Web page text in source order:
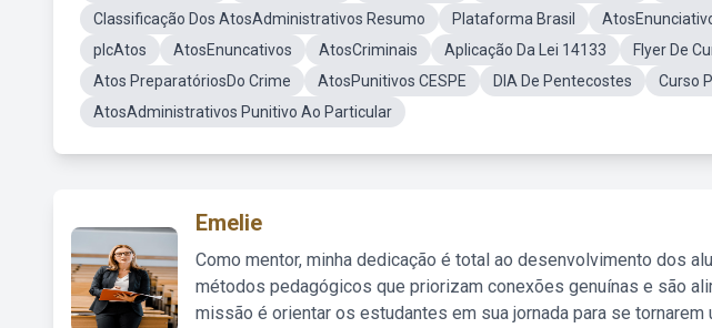
Classificação Dos AtosAdministrativos Resumo
Plataforma Brasil
plcAtos
AtosEnuncativos AtosCriminais Aplicação Da Lei 14133 Flyer De
Atos PreparatóriosDo Crime
AtosPunitivos CESPE DIA De Pentecostes
Curso
AtosAdministrativos Punitivo Ao Particular
Emelie
Como mentor, minha dedicação é total ao desenvolvimento dos
métodos pedagógicos que priorizam conexões genuínas e são
missão é orientar os estudantes em sua jornada para se